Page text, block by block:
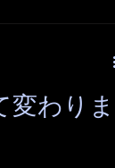
わりま